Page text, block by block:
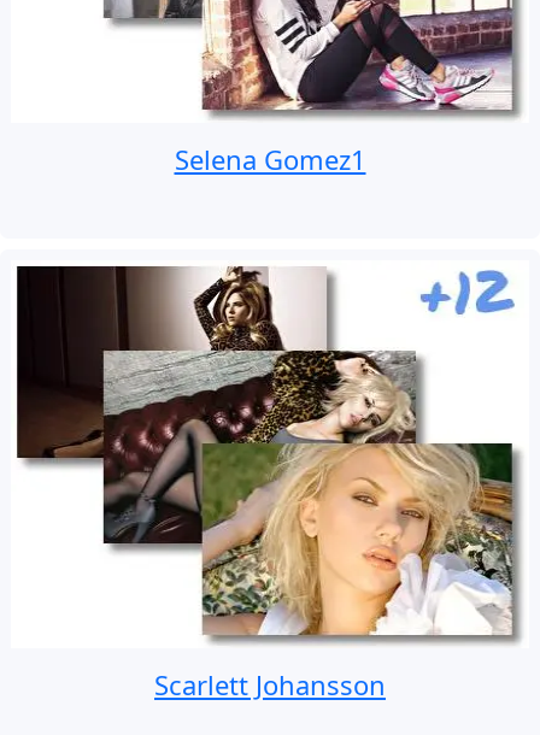
Selena Gomez1
Scarlett Johansson